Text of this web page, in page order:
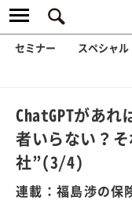
セミナー スペシャル
ChatGPTがあ
者いらない？
社”(3/4)
連載：福島渉の保